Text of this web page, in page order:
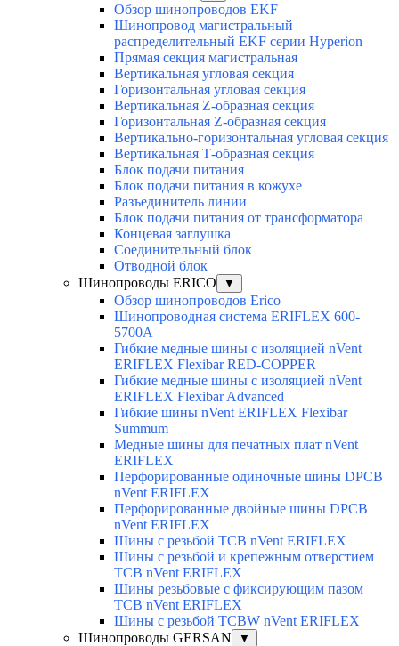
Обзор шинопроводов EKF
Шинопровод магистральный
распределительный EKF серии Hyperion
Прямая секция магистральная
Вертикальная угловая секция
Горизонтальная угловая секция
Вертикальная Z-образная секция
Горизонтальная Z-образная секция
Вертикально-горизонтальная угловая секция
Вертикальная Т-образная секция
Блок подачи питания
Блок подачи питания в кожухе
Разъединитель линии
Блок подачи питания от трансформатора
Концевая заглушка
Соединительный блок
Отводной блок
Шинопроводы ERICO
▼
Обзор шинопроводов Erico
Шинопроводная система ERIFLEX 600-
5700A
Гибкие медные шины с изоляцией nVent
ERIFLEX Flexibar RED-COPPER
Гибкие медные шины с изоляцией nVent
ERIFLEX Flexibar Advanced
Гибкие шины nVent ERIFLEX Flexibar
Summum
Медные шины для печатных плат nVent
ERIFLEX
Перфорированные одиночные шины DPCB
nVent ERIFLEX
Перфорированные двойные шины DPCB
nVent ERIFLEX
Шины с резьбой TCB nVent ERIFLEX
Шины с резьбой и крепежным отверстием
TCB nVent ERIFLEX
Шины резьбовые с фиксирующим пазом
TCB nVent ERIFLEX
Шины с резьбой TCBW nVent ERIFLEX
Шинопроводы GERSAN
▼